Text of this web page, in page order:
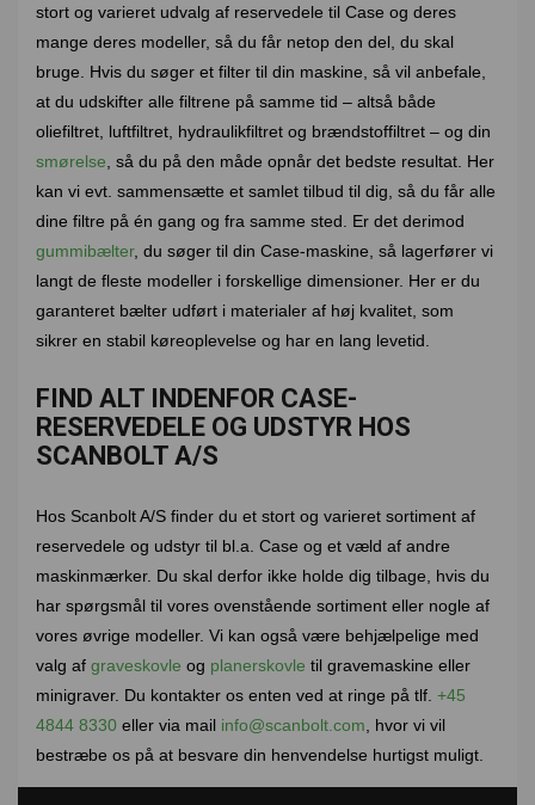
stort og varieret udvalg af reservedele til Case og deres
mange deres modeller, så du får netop den del, du skal
bruge. Hvis du søger et filter til din maskine, så vil anbefale,
at du udskifter alle filtrene på samme tid – altså både
oliefiltret, luftfiltret, hydraulikfiltret og brændstoffiltret – og din
smørelse , så du på den måde opnår det bedste resultat. Her
kan vi evt. sammensætte et samlet tilbud til dig, så du får alle
dine filtre på én gang og fra samme sted. Er det derimod
gummibælter, du søger til din Case-maskine, så lagerfører vi
langt de fleste modeller i forskellige dimensioner. Her er du
garanteret bælter udført i materialer af høj kvalitet, som
sikrer en stabil køreoplevelse og har en lang levetid.
FIND ALT INDENFOR CASE-
RESERVEDELE OG UDSTYR HOS
SCANBOLT A/S
Hos Scanbolt A/S finder du et stort og varieret sortiment af
reservedele og udstyr til bl.a. Case og et væld af andre
maskinmærker. Du skal derfor ikke holde dig tilbage, hvis du
har spørgsmål til vores ovenstående sortiment eller nogle af
vores øvrige modeller. Vi kan også være behjælpelige med
valg af graveskovle og planerskovle til gravemaskine eller
minigraver. Du kontakter os enten ved at ringe på tlf. +45
4844 8330 eller via mail info@scanbolt.com , hvor vi vil
bestræbe os på at besvare din henvendelse hurtigst muligt.